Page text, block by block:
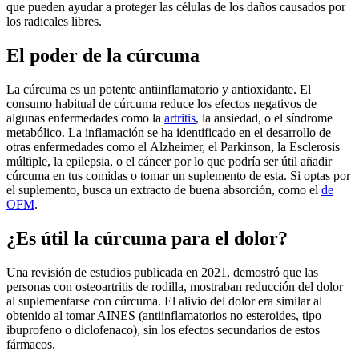
que pueden ayudar a proteger las células de los daños causados por
los radicales libres.
El poder de la cúrcuma
La cúrcuma es un potente antiinflamatorio y antioxidante. El
consumo habitual de cúrcuma reduce los efectos negativos de
algunas enfermedades como la artritis, la ansiedad, o el síndrome
metabólico. La inflamación se ha identificado en el desarrollo de
otras enfermedades como el Alzheimer, el Parkinson, la Esclerosis
múltiple, la epilepsia, o el cáncer por lo que podría ser útil añadir
cúrcuma en tus comidas o tomar un suplemento de esta. Si optas por
el suplemento, busca un extracto de buena absorción, como el de
OFM.
¿Es útil la cúrcuma para el dolor?
Una revisión de estudios publicada en 2021, demostró que las
personas con osteoartritis de rodilla, mostraban reducción del dolor
al suplementarse con cúrcuma. El alivio del dolor era similar al
obtenido al tomar AINES (antiinflamatorios no esteroides, tipo
ibuprofeno o diclofenaco), sin los efectos secundarios de estos
fármacos.